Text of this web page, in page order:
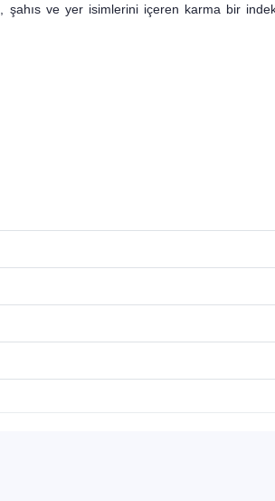
, şahıs ve yer isimlerini içe­ren karma bir